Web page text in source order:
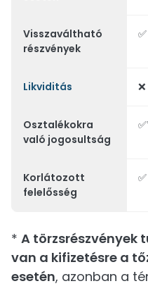
Visszaváltható
részvények
✅
Likviditás ❌
Osztalékokra
való jogosultság
Korlátozott
felelősség
✅
* A törzsrészvények
van a kifizetésre a
esetén, azonban a